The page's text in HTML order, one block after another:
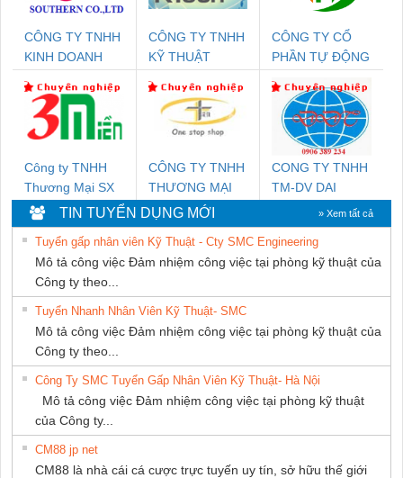
CÔNG TY TNHH
KINH DOANH
PHƯƠNG NAM
CÔNG TY TNHH
KỸ THUẬT
NAM
CÔNG TY CỔ
PHẦN TỰ ĐỘNG
Công ty TNHH
Thương Mại SX
Ba Miền
CÔNG TY TNHH
THƯƠNG MẠI
THIÊN ÂN VIỆT
NAM
CONG TY TNHH
TM-DV DAI
DONG THANH
TIN TUYỂN DỤNG MỚI » Xem tất cả
Tuyển gấp nhân viên Kỹ Thuật - Cty SMC Engineering
Mô tả công việc Đảm nhiệm công việc tại phòng kỹ thuật của
Công ty theo...
Tuyển Nhanh Nhân Viên Kỹ Thuật- SMC
Mô tả công việc Đảm nhiệm công việc tại phòng kỹ thuật của
Công ty theo...
Công Ty SMC Tuyển Gấp Nhân Viên Kỹ Thuật- Hà Nội
Mô tả công việc Đảm nhiệm công việc tại phòng kỹ thuật
của Công ty...
CM88 jp net
CM88 là nhà cái cá cược trực tuyến uy tín, sở hữu thế giới